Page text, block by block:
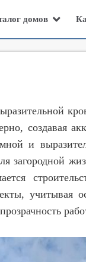
домов
создавая
и
загородной
учитывая